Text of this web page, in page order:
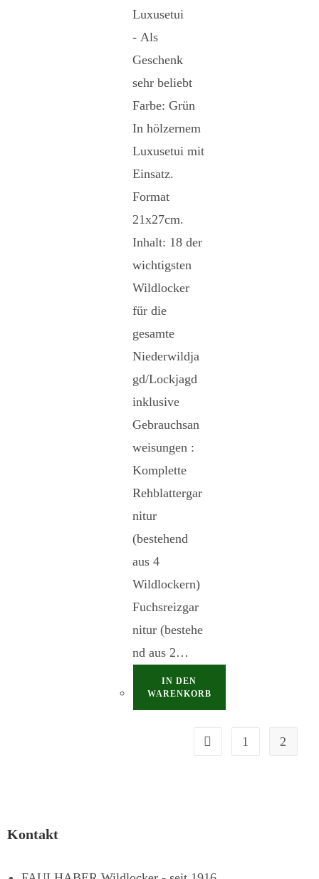
Luxusetui
- Als
Geschenk
sehr beliebt
Farbe: Grün
In hölzernem
Luxusetui mit
Einsatz.
Format
21x27cm.
Inhalt: 18 der
wichtigsten
Wildlocker
für die
gesamte
Niederwildja
gd/Lockjagd
inklusive
Gebrauchsan
weisungen :
Komplette
Rehblattergar
nitur
(bestehend
aus 4
Wildlockern)
Fuchsreizgar
nitur (bestehe
nd aus 2…
IN DEN
WARENKORB
1 2
Kontakt